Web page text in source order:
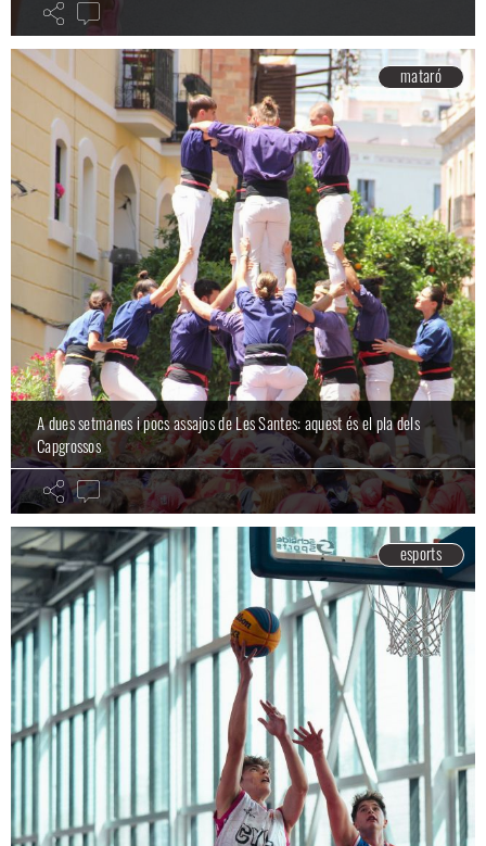
mataró
A dues setmanes i pocs assajos de Les Santes: aquest és el pla dels
Capgrossos
esports